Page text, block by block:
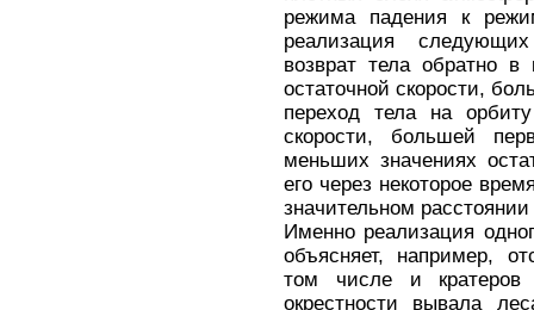
режима падения к
реализация
возврат тела обратно в
остаточной скорости,
переход тела на
скорости, большей
меньших значениях
его через некоторое
значительном
Именно реализация
объясняет, например,
том числе и кратеров
окрестности вывала